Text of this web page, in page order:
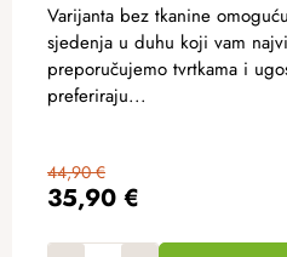
35,90 €
44,90 €
Varijanta bez tkanine
sjedenja u duhu koji vam
preporučujemo tvrtkama i
preferiraju...